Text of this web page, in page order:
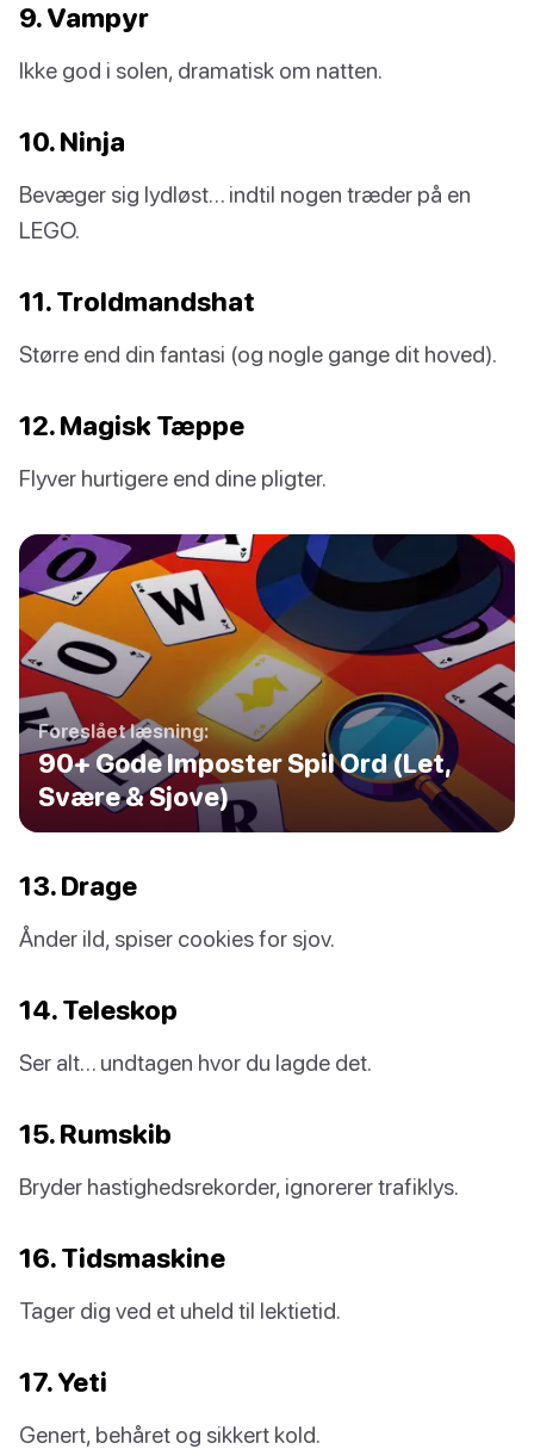
9. Vampyr
Ikke god i solen, dramatisk om natten.
10. Ninja
Bevæger sig lydløst… indtil nogen træder på en
LEGO.
11. Troldmandshat
Større end din fantasi (og nogle gange dit hoved).
12. Magisk Tæppe
Flyver hurtigere end dine pligter.
Foreslået læsning:
90+ Gode Imposter Spil Ord (Let,
Svære & Sjove)
13. Drage
Ånder ild, spiser cookies for sjov.
14. Teleskop
Ser alt… undtagen hvor du lagde det.
15. Rumskib
Bryder hastighedsrekorder, ignorerer trafiklys.
16. Tidsmaskine
Tager dig ved et uheld til lektietid.
17. Yeti
Genert, behåret og sikkert kold.